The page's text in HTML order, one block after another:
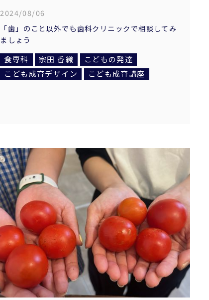
2024/08/06
「歯」のこと以外でも歯科クリニックで相談してみ
ましょう
食専科
宗田 香織
こどもの発達
こども成育デザイン
こども成育講座